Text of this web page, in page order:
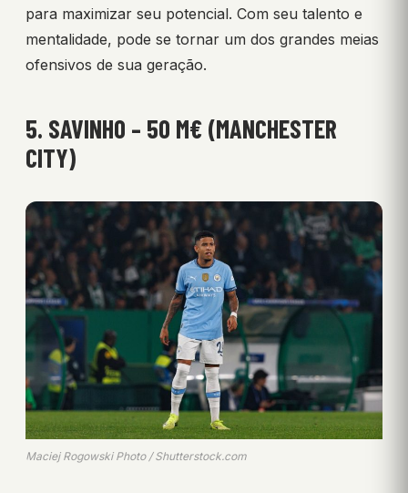
para maximizar seu potencial. Com seu talento e
mentalidade, pode se tornar um dos grandes meias
ofensivos de sua geração.
5. SAVINHO – 50 M€ (MANCHESTER
CITY)
Maciej Rogowski Photo / Shutterstock.com